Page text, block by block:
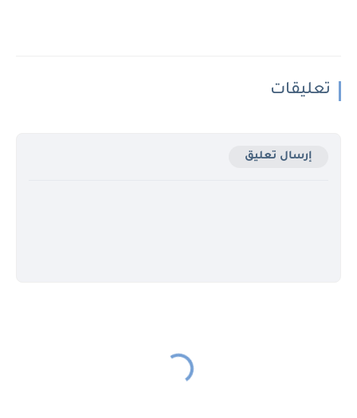
تعليقات
إرسال تعليق